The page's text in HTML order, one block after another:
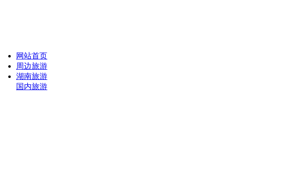
网站首页
周边旅游
湖南旅游
国内旅游